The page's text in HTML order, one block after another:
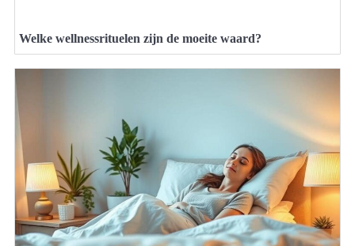
Welke wellnessrituelen zijn de moeite waard?